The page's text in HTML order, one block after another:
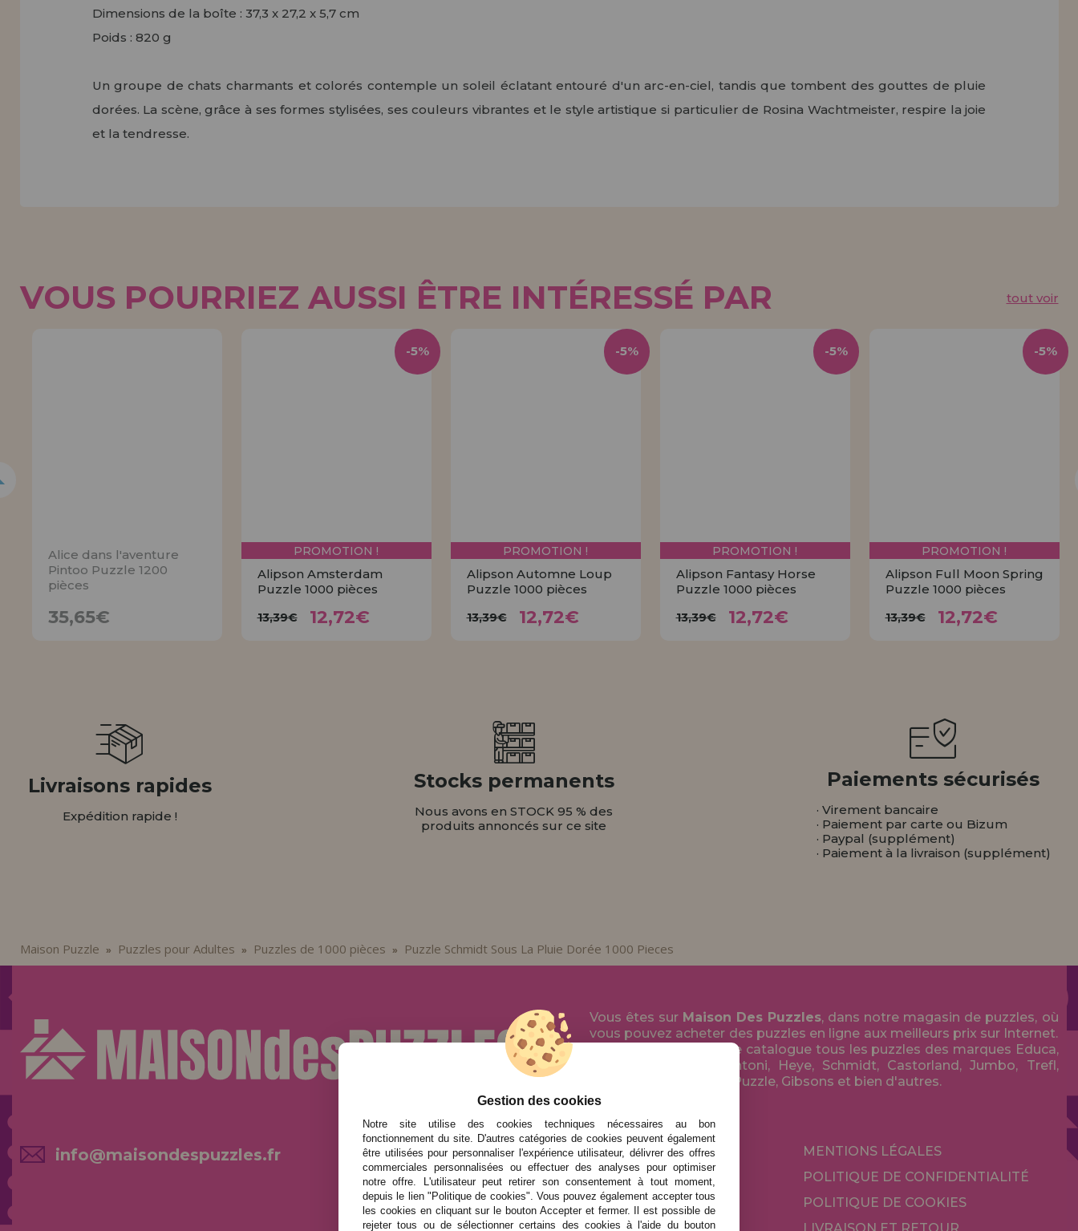
Dimensions de la boîte : 37,3 x 27,2 x 5,7 cm
Poids : 820 g
Un groupe de chats charmants et colorés contemple un soleil éclatant entouré d'un arc-en-ciel, tandis que tombent des gouttes de pluie
dorées. La scène, grâce à ses formes stylisées, ses couleurs vibrantes et le style artistique si particulier de Rosina Wachtmeister, respire la joie
et la tendresse.
VOUS POURRIEZ AUSSI ÊTRE INTÉRESSÉ PAR tout voir
Alice dans l'aventure
Pintoo Puzzle 1200
pièces
35,65€
PROMOTION !
Alipson Amsterdam
Puzzle 1000 pièces
13,39€ 12,72€
-5%
PROMOTION !
Alipson Automne Loup
Puzzle 1000 pièces
13,39€ 12,72€
-5%
PROMOTION !
Alipson Fantasy Horse
Puzzle 1000 pièces
13,39€ 12,72€
-5%
PROMOTION !
Alipson Full Moon Spring
Puzzle 1000 pièces
13,39€ 12,72€
-5%
Livraisons rapides
Expédition rapide !
Stocks permanents
Nous avons en STOCK 95 % des
produits annoncés sur ce site
Paiements sécurisés
· Virement bancaire
· Paiement par carte ou Bizum
· Paypal (supplément)
· Paiement à la livraison (supplément)
Maison Puzzle » Puzzles pour Adultes » Puzzles de 1000 pièces » Puzzle Schmidt Sous La Pluie Dorée 1000 Pieces
Vous êtes sur Maison Des Puzzles, dans notre magasin de puzzles, où
vous pouvez acheter des puzzles en ligne aux meilleurs prix sur Internet.
Nous avons dans notre catalogue tous les puzzles des marques Educa,
Ravensburger, Clementoni, Heye, Schmidt, Castorland, Jumbo, Trefl,
Piatnik, Anatolian, Art Puzzle, Gibsons et bien d'autres.
info@maisondespuzzles.fr
AIDE
NOUVEAUTÉS
PROMOTIONS ET OFFRES
PAR MARQUES
ENFANTS
POUR ADULTES
MENTIONS LÉGALES
POLITIQUE DE CONFIDENTIALITÉ
POLITIQUE DE COOKIES
Gestion des cookies
Notre site utilise des cookies techniques nécessaires au bon
fonctionnement du site. D'autres catégories de cookies peuvent également
être utilisées pour personnaliser l'expérience utilisateur, délivrer des offres
commerciales personnalisées ou effectuer des analyses pour optimiser
notre offre. L'utilisateur peut retirer son consentement à tout moment,
depuis le lien "Politique de cookies". Vous pouvez également accepter tous
les cookies en cliquant sur le bouton Accepter et fermer. Il est possible de
rejeter tous ou de sélectionner certains des cookies à l'aide du bouton